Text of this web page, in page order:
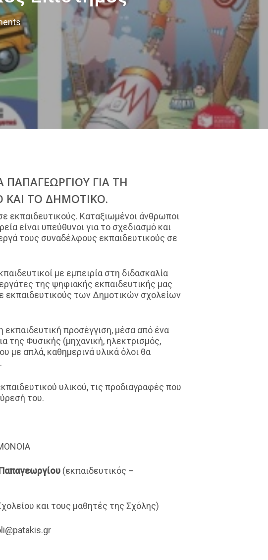
ΓΙΑ ΤΗ
ΚΑΙ ΤΟ ΔΗΜΟΤΙΚΟ.
εκπαιδευτικούς. Καταξιωμένοι άνθρωποι
είναι υπεύθυνοι για το σχεδιασμό και
τους συναδέλφους εκπαιδευτικούς σε
με εμπειρία στη διδασκαλία
της ψηφιακής εκπαιδευτικής μας
εκπαιδευτικούς των Δημοτικών σχολείων
προσέγγιση, μέσα από ένα
της Φυσικής (μηχανική, ηλεκτρισμός,
με απλά, καθημερινά υλικά όλοι θα
υλικού, τις προδιαγραφές που
του.
(εκπαιδευτικός –
και τους μαθητές της Σχόλης)